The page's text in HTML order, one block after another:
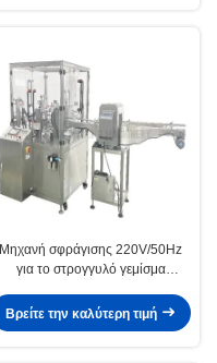
Μηχανή σφράγισης 220V/50Hz
για το στρογγυλό γεμίσμα
ενέργειας
Βρείτε την καλύτερη τιμή